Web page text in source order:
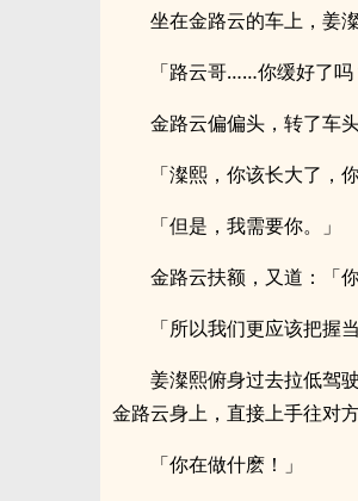
坐在金路云的车上，姜
「路云哥……你缓好了吗
金路云偏偏头，转了车
「澯熙，你该长大了，
「但是，我需要你。」
金路云扶额，又道：「
「所以我们更应该把握
姜澯熙俯身过去拉低驾
金路云身上，直接上手往对
「你在做什麽！」